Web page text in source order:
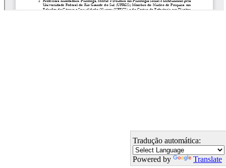
Tradução automática:
Powered by Translate